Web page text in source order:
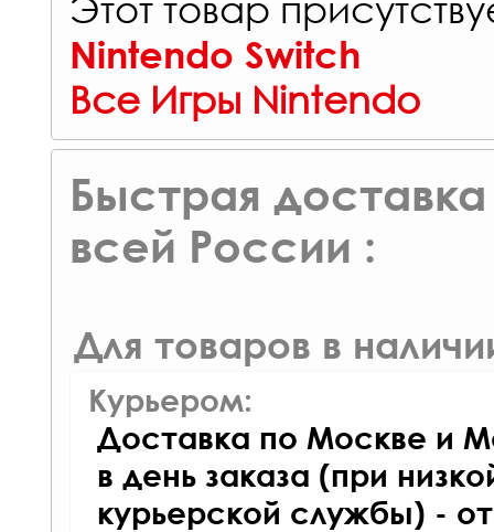
Nintendo Switch
Все Игры Nintendo
Быстрая доставка
всей России :
Для товаров в
Курьером:
Доставка по Москве и
в день заказа (при
курьерской службы) -